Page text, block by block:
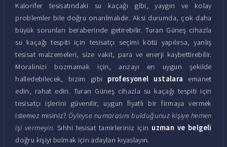
Kalorifer tesisatındaki su kaçağı gibi, yaygın ve kolay
problemler bile doğru onarılmalıdır. Aksi durumda, çok daha
büyük sorunları beraberinde getirebilir. Turan Güneş cihazla
su kaçağı tespiti için tesisatçı seçimi kötü yapılırsa, yanlış
tesisat malzemeleri, size vakit, para ve enerji kaybettirebilir.
Moralinizi bozmamak için, arızayı en uygun şekilde
halledebilecek, bizim gibi profesyonel ustalara emanet
edin, rahat edin. Turan Güneş cihazla su kaçağı tespiti için
tesisatçı işlerini güvenilir, uygun fiyatlı bir firmaya vermek
istemez misiniz? Öyleyse numarasını bulduğunuz kişiye hemen
işi vermeyin.Sıhhi tesisat tamirleriniz için uzman ve belgeli
doğru kişiyi bulmak için adayları kıyaslayın.